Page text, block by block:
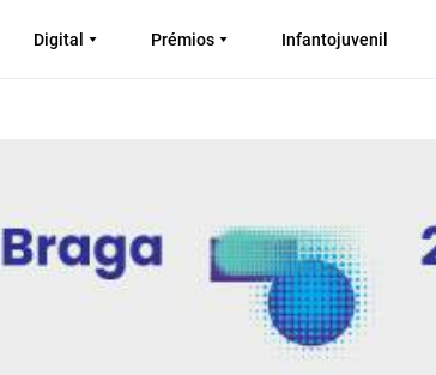
Digital Prémios Infantojuvenil